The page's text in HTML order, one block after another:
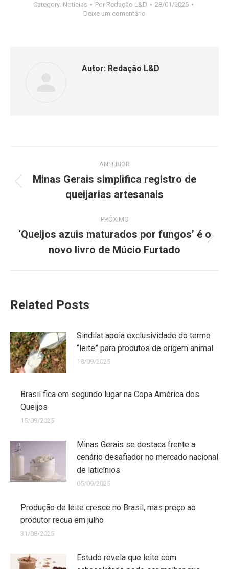
Category: Notícias Por Redação L&D
28/01/2025
Deixe um comentário
Autor: Redação L&D
ANTERIOR
Minas Gerais simplifica registro de
queijarias artesanais
PRÓXIMO
‘Queijos azuis maturados por fungos’ é o
novo livro de Múcio Furtado
Related Posts
Sindilat apoia exclusividade do termo
“leite” para produtos de origem animal
18/09/2025
Brasil fica em segundo lugar na Copa América dos
Queijos
15/09/2025
Minas Gerais se destaca frente a
cenário desafiador no mercado nacional
de laticínios
05/09/2025
Produção de leite cresce no Brasil, mas preço ao
produtor recua em julho
31/08/2025
Estudo revela que leite com